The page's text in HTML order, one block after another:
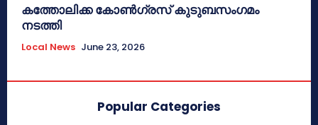
കത്തോലിക്ക കോൺഗ്രസ് കുടുബസംഗമം
നടത്തി
Local News June 23, 2026
Popular Categories